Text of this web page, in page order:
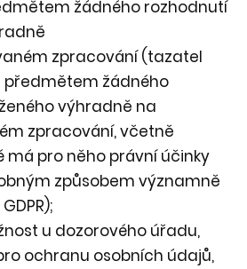
žádného rozhodnutí
zpracování (tazatel
předmětem žádného
výhradně na
zpracování, včetně
má pro něho právní účinky
způsobem významně
u dozorového úřadu,
ochranu osobních údajů,